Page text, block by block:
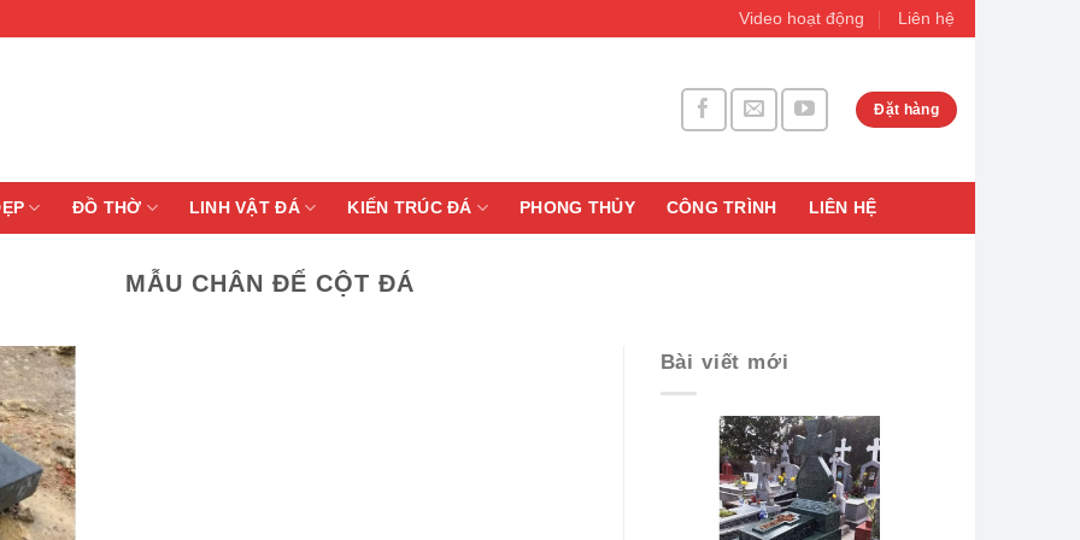
Video hoạt động Liên hệ
Đặt hàng
ĐỒ THỜ LINH VẬT ĐÁ KIẾN TRÚC ĐÁ PHONG THỦY CÔNG TRÌNH LIÊN HỆ
MẪU CHÂN ĐẾ CỘT ĐÁ
Bài viết mới